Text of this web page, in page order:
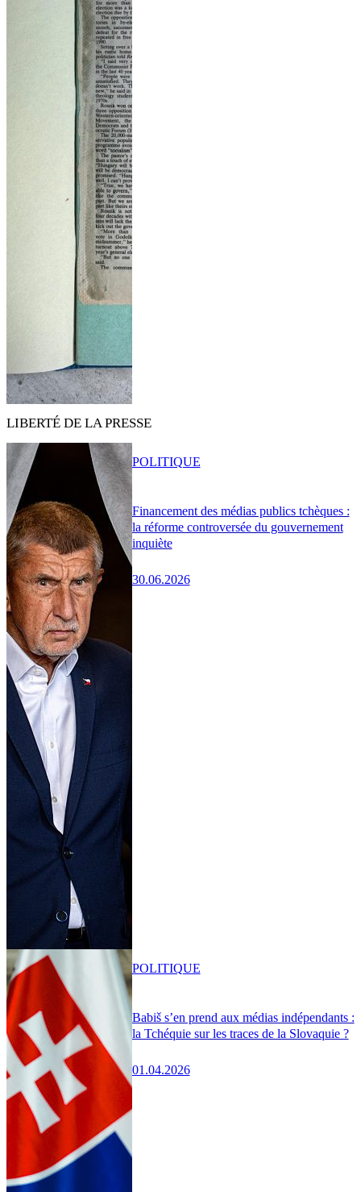
LIBERTÉ DE LA PRESSE
Financement des médias publics tchèques :
la réforme controversée du gouvernement
inquiète
30.06.2026
POLITIQUE
Babiš s’en prend aux médias indépendants :
la Tchéquie sur les traces de la Slovaquie ?
01.04.2026
POLITIQUE